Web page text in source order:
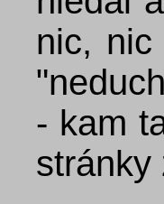
nic,
- kam
stránky